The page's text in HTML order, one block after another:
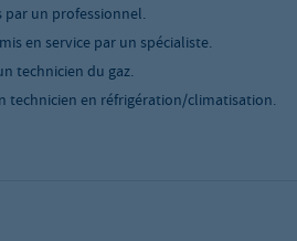
par un professionnel.
en service par un spécialiste.
technicien du gaz.
technicien en réfrigération/climatisation.